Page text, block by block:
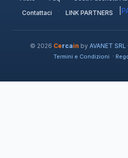
Contattaci · LINK PARTNERS
© 2026 Cercain by AVANET SRL
Termini e Condizioni ·